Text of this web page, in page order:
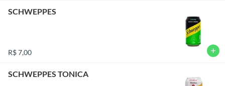
SCHWEPPES
R$ 7,00 add
SCHWEPPES TONICA